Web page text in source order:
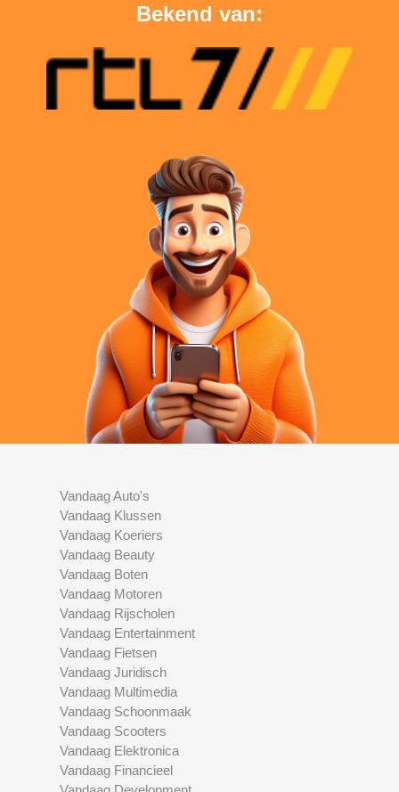
Bekend van:
Vandaag Auto's
Vandaag Klussen
Vandaag Koeriers
Vandaag Beauty
Vandaag Boten
Vandaag Motoren
Vandaag Rijscholen
Vandaag Entertainment
Vandaag Fietsen
Vandaag Juridisch
Vandaag Multimedia
Vandaag Schoonmaak
Vandaag Scooters
Vandaag Elektronica
Vandaag Financieel